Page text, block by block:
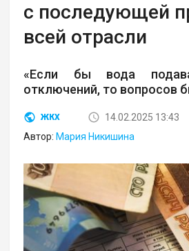
с последующей
всей отрасли
«Если бы вода
отключений, то вопросов
ЖКХ
14.02.2025 13:43
Автор: Мария Никишина